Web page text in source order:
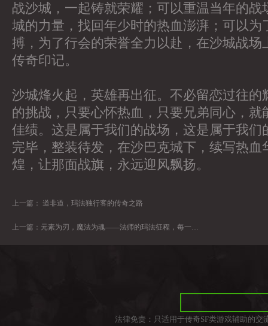
战沙城，一起铸就荣耀；可以重温当年的战
城的力量，找回年少时的热血澎湃；可以为
搏，为了行会的荣誉全力以赴，在沙城战场
传奇印记。
沙城烽火起，英雄再出征。不必留恋过往的
的挑战，只要心怀热血，只要兄弟同心，就
佳绩。这是属于我们的战场，这是属于我们
完毕，整装待发，在沙巴克城下，续写热血
煌，让那面战旗，永远迎风飘扬。
上一篇： 道非道，玛法独行客的传奇之路
上一篇： 元素为刃，魔法为魂——法师的玛法征程，每一步都热血沸腾
法律免责：只适用于传奇SF类游戏辅助的